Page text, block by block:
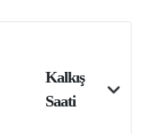
Kalkış
Saati